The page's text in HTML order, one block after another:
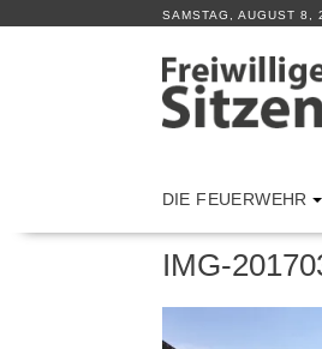
SAMSTAG, AUGUST 8,
DIE FEUERWEHR
IMG-